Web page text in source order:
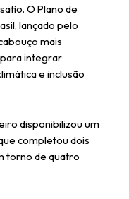
O Plano de
lançado pelo
mais
integrar
e inclusão
disponibilizou um
completou dois
torno de quatro